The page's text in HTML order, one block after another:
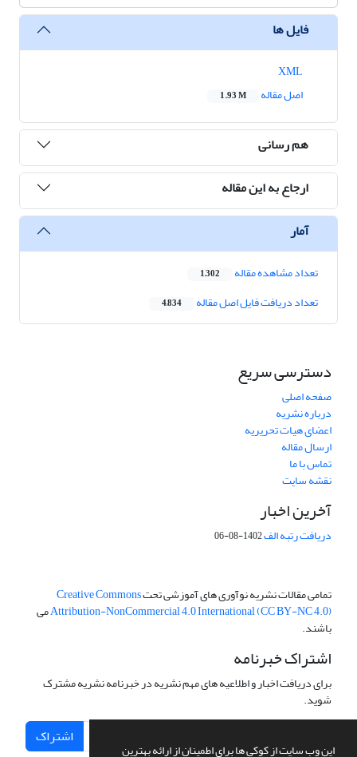
این وب سایت از کوکی ها برای اطمینان از ارائه بهترین
فایل ها
اصل مقاله
1.93 M
هم رسانی
ارجاع به این مقاله
آمار
تعداد مشاهده مقاله 1,302
تعداد دریافت فایل اصل مقاله 4,834
دسترسی سریع
صفحه اصلی
درباره نشریه
اعضای هیات تحریریه
ارسال مقاله
تماس با ما
نقشه سایت
آخرین اخبار
دریافت رتبه الف1402-08-06
تمامی مقالات نشریه نوآوری های آموزشی تحتCreative Commons
Attribution-NonCommercial 4.0 International (CC BY-NC 4.0)می
باشند.
اشتراک خبرنامه
برای دریافت اخبار و اطلاعیه های مهم نشریه در خبرنامه نشریه مشترک
شوید.
اشتراک